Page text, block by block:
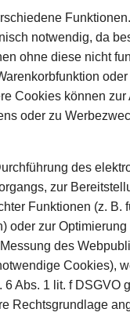
notwendig, da
ohne diese nicht
Cookies können zur
oder zu
des
zur
Funktionen (z. B.
oder zur
des
Cookies),
6 Abs. 1 lit. f DSGVO
Rechtsgrundlage